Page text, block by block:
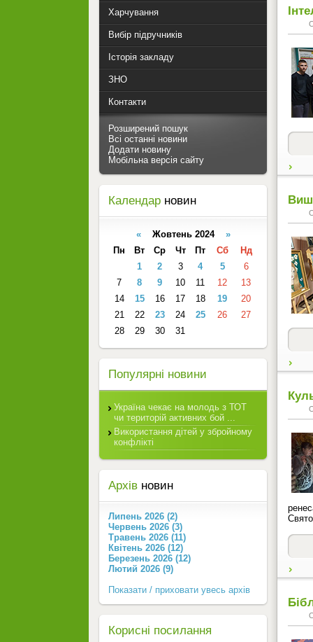
Харчування
Вибір підручників
Історія закладу
ЗНО
Контакти
Розширений пошук
Всі останні новини
Додати новину
Мобільна версія сайту
Календар новин
«Жовтень 2024 »
Пн
Вт Ср Чт Пт Сб
Нд
1
2 3 4 5
6
7
8 9 10 11 12
13
14
15 16 17 18 19
20
21
22 23 24 25 26
27
28
29 30 31
Популярні новини
Україна чекає на молодь з ТОТ
чи територій активних бой ...
Використання дітей у збройному
конфлікті
Архів новин
Липень 2026 (2)
Червень 2026 (3)
Травень 2026 (11)
Квітень 2026 (12)
Березень 2026 (12)
Лютий 2026 (9)
Показати / приховати увесь архів
Корисні посилання